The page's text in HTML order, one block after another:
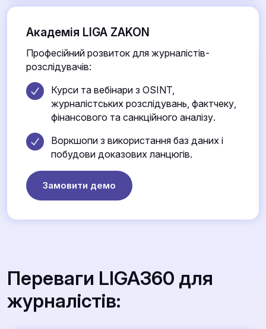
Академія LIGA ZAKON
Професійний розвиток для журналістів-
розслідувачів:
Курси та вебінари з OSINT,
журналістських розслідувань, фактчеку,
фінансового та санкційного аналізу.
Воркшопи з використання баз даних і
побудови доказових ланцюгів.
Замовити демо
Переваги LIGA360 для
журналістів: